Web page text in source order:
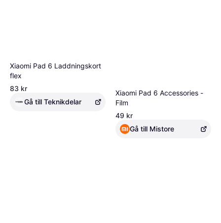
Xiaomi Pad 6 Laddningskort
flex
83 kr
Gå till Teknikdelar
Xiaomi Pad 6 Accessories -
Film
49 kr
Gå till Mistore